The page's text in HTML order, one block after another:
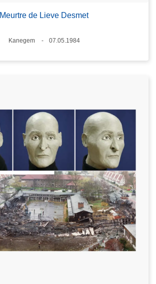
Meurtre de Lieve Desmet
Lieux
Kanegem
07.05.1984